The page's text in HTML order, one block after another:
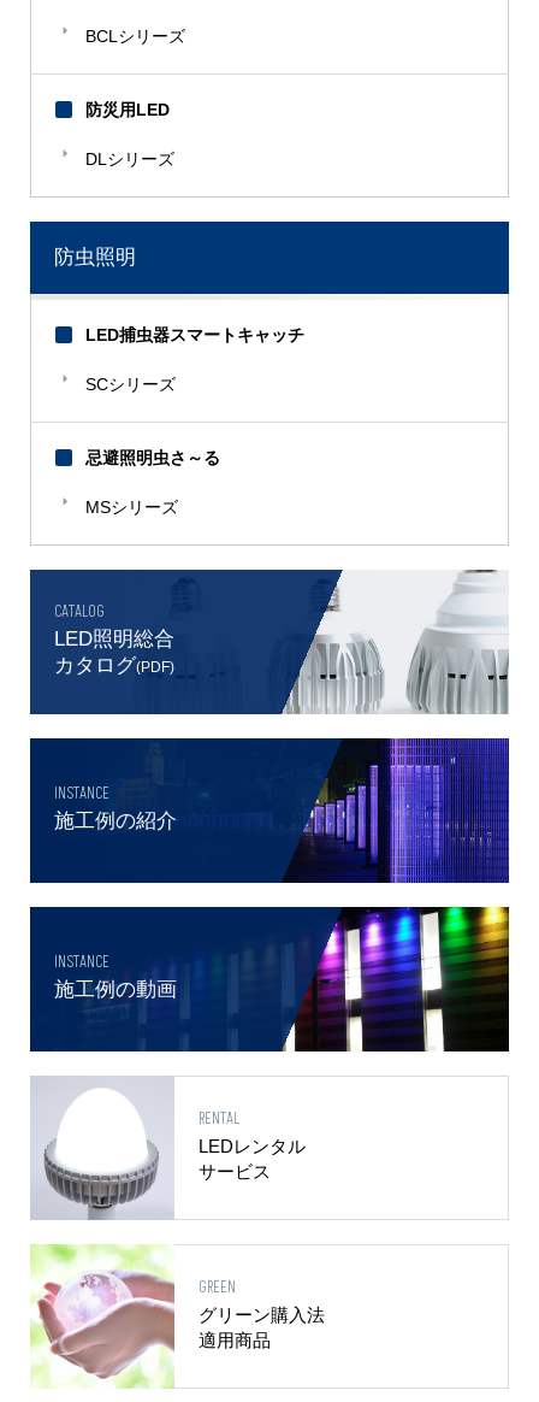
山本建設
BCLシリーズ
防災用LED
DLシリーズ
防虫照明
LED捕虫器スマートキャッチ
SCシリーズ
忌避照明虫さ～る
MSシリーズ
CATALOG
LED照明総合
カタログ(PDF)
INSTANCE
施工例の紹介
INSTANCE
施工例の動画
RENTAL
LEDレンタル
サービス
GREEN
グリーン購入法
適用商品